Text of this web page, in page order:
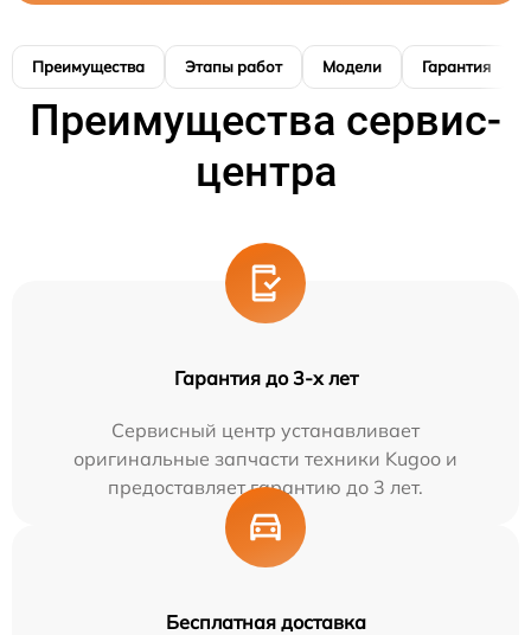
Преимущества Этапы работ Модели Гарантия
Преимущества сервис-
центра
Гарантия до 3-х лет
Сервисный центр устанавливает
оригинальные запчасти техники Kugoo и
предоставляет гарантию до 3 лет.
Бесплатная доставка